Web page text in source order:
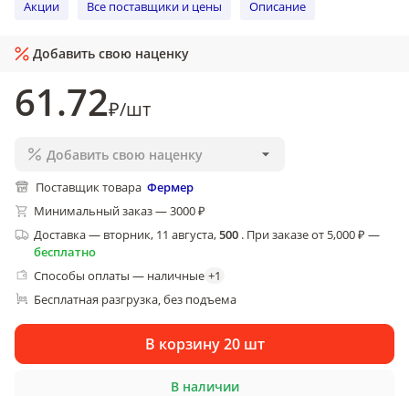
Акции Все поставщики и цены Описание
Добавить свою наценку
61.72₽/шт
Добавить свою наценку
Поставщик товара Фермер
Минимальный заказ — 3000 ₽
Доставка— вторник, 11 августа,500 . При заказе от 5,000 ₽ —
бесплатно
Способы оплаты — наличные +1
Бесплатная разгрузка, без подъема
В корзину 20 шт
В наличии